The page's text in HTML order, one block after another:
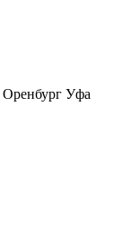
Оренбург Уфа